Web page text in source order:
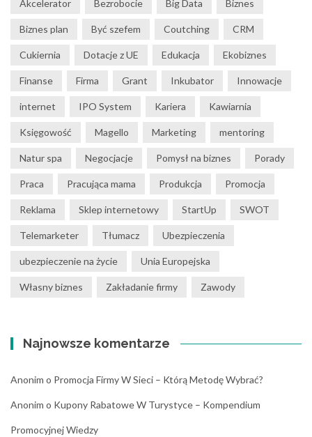
Akcelerator Bezrobocie Big Data Biznes
Biznes plan Być szefem Coutching CRM
Cukiernia Dotacje z UE Edukacja Ekobiznes
Finanse Firma Grant Inkubator Innowacje
internet IPO System Kariera Kawiarnia
Księgowość Magello Marketing mentoring
Natur spa Negocjacje Pomysł na biznes Porady
Praca Pracująca mama Produkcja Promocja
Reklama Sklep internetowy StartUp SWOT
Telemarketer Tłumacz Ubezpieczenia
ubezpieczenie na życie Unia Europejska
Własny biznes Zakładanie firmy Zawody
Najnowsze komentarze
Anonim o Promocja Firmy W Sieci – Którą Metodę Wybrać?
Anonim o Kupony Rabatowe W Turystyce – Kompendium
Promocyjnej Wiedzy